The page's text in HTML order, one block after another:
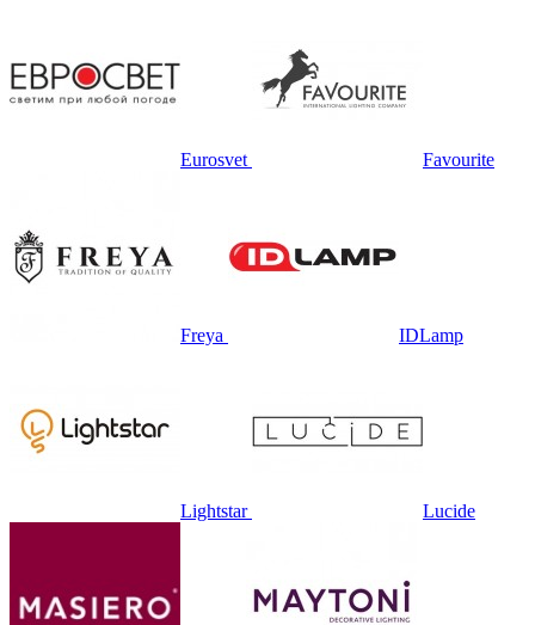
Eurosvet Favourite
Freya IDLamp
Lightstar Lucide